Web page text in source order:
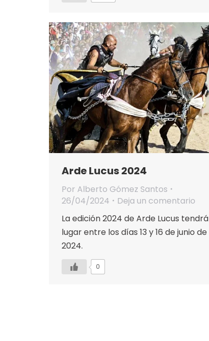
Arde Lucus 2024
Por Alberto Gómez Santos
26/04/2024
Deja un comentario
La edición 2024 de Arde Lucus tendrá
lugar entre los días 13 y 16 de junio de
2024.
0